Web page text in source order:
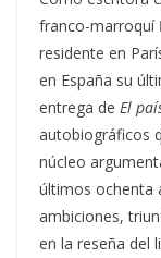
franco-marroquí
residente en
en España su
entrega de El
autobiográficos
núcleo
últimos ochenta
ambiciones,
en la reseña del